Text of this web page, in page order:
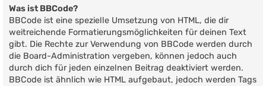
Was ist BBCode?
BBCode ist eine spezielle Umsetzung von HTML, die dir
weitreichende Formatierungsmöglichkeiten für deinen Text
gibt. Die Rechte zur Verwendung von BBCode werden durch
die Board-Administration vergeben, können jedoch auch
durch dich für jeden einzelnen Beitrag deaktiviert werden.
BBCode ist ähnlich wie HTML aufgebaut, jedoch werden Tags